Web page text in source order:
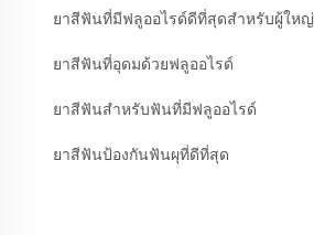
ยาสีฟันที่มีฟลูออไรด์ดีที่สุดสำหรับผู้ใหญ่
ยาสีฟันที่อุดมด้วยฟลูออไรด์
ยาสีฟันสำหรับฟันที่มีฟลูออไรด์
ยาสีฟันป้องกันฟันผุที่ดีที่สุด